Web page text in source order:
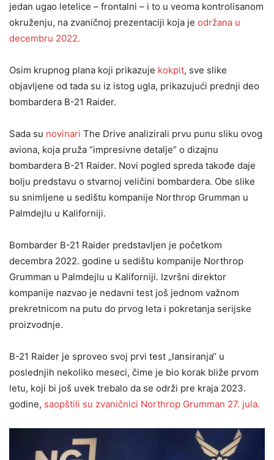
jedan ugao letelice – frontalni – i to u veoma kontrolisanom
okruženju, na zvaničnoj prezentaciji koja je održana u
decembru 2022.
Osim krupnog plana koji prikazuje kokpit, sve slike
objavljene od tada su iz istog ugla, prikazujući prednji deo
bombardera B-21 Raider.
Sada su novinari The Drive analizirali prvu punu sliku ovog
aviona, koja pruža “impresivne detalje” o dizajnu
bombardera B-21 Raider. Novi pogled spreda takođe daje
bolju predstavu o stvarnoj veličini bombardera. Obe slike
su snimljene u sedištu kompanije Northrop Grumman u
Palmdejlu u Kaliforniji.
Bombarder B-21 Raider predstavljen je početkom
decembra 2022. godine u sedištu kompanije Northrop
Grumman u Palmdejlu u Kaliforniji. Izvršni direktor
kompanije nazvao je nedavni test još jednom važnom
prekretnicom na putu do prvog leta i pokretanja serijske
proizvodnje.
B-21 Raider je sproveo svoj prvi test „lansiranja“ u
poslednjih nekoliko meseci, čime je bio korak bliže prvom
letu, koji bi još uvek trebalo da se održi pre kraja 2023.
godine, saopštili su zvaničnici Northrop Grumman 27. jula.